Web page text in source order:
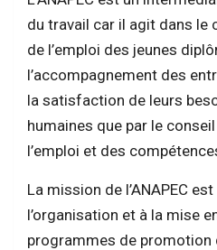
du travail car il agit dans le
de l’emploi des jeunes
l’accompagnement des
la satisfaction de leurs
humaines que par le
l’emploi et des
La mission de l’ANAPEC
l’organisation et à la mise
programmes de promotion